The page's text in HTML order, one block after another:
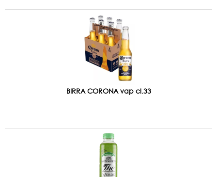
BIRRA CORONA vap cl.33